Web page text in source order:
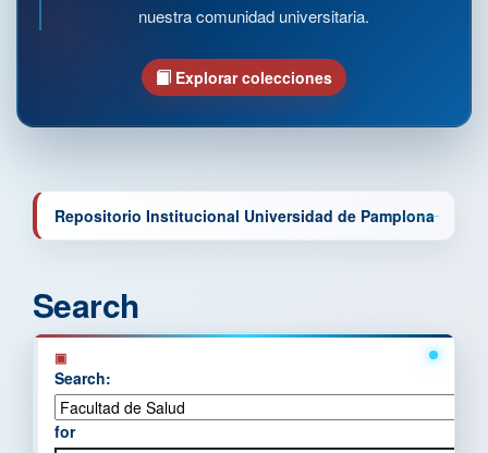
nuestra comunidad universitaria.
Explorar colecciones
Repositorio Institucional Universidad de Pamplona
Search
Search:
for